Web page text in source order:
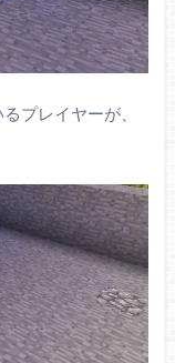
プレイヤーが、